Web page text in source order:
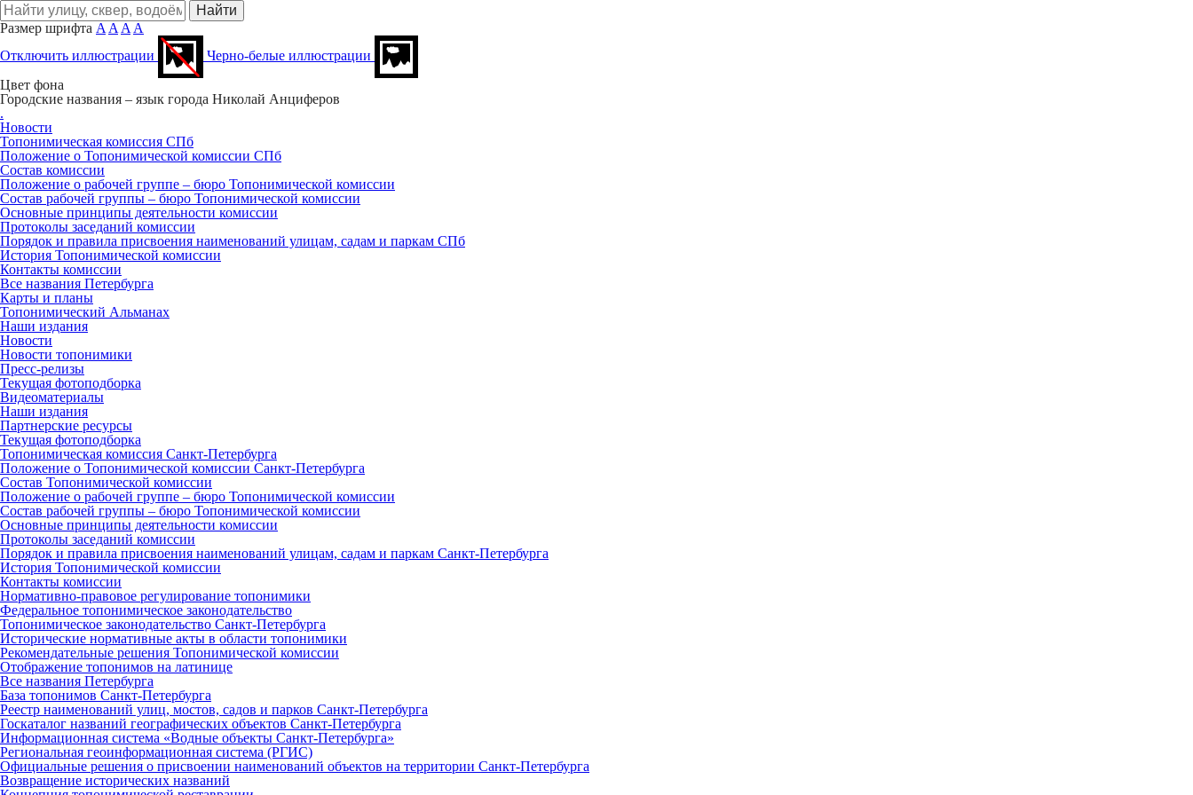
Размер шрифта A A A A
Отключить иллюстрации
Черно-белые иллюстрации
Цвет фона
Городские названия – язык города Николай Анциферов
.
Новости
Топонимическая комиссия СПб
Положение о Топонимической комиссии СПб
Состав комиссии
Положение о рабочей группе – бюро Топонимической комиссии
Состав рабочей группы – бюро Топонимической комиссии
Основные принципы деятельности комиссии
Протоколы заседаний комиссии
Порядок и правила присвоения наименований улицам, садам и паркам СПб
История Топонимической комиссии
Контакты комиссии
Все названия Петербурга
Карты и планы
Топонимический Альманах
Наши издания
Новости
Новости топонимики
Пресс‑релизы
Текущая фотоподборка
Видеоматериалы
Наши издания
Партнерские ресурсы
Текущая фотоподборка
Топонимическая комиссия Санкт‑Петербурга
Положение о Топонимической комиссии Санкт‑Петербурга
Состав Топонимической комиссии
Положение о рабочей группе – бюро Топонимической комиссии
Состав рабочей группы – бюро Топонимической комиссии
Основные принципы деятельности комиссии
Протоколы заседаний комиссии
Порядок и правила присвоения наименований улицам, садам и паркам Санкт‑Петербурга
История Топонимической комиссии
Контакты комиссии
Нормативно‑правовое регулирование топонимики
Федеральное топонимическое законодательство
Топонимическое законодательство Санкт‑Петербурга
Исторические нормативные акты в области топонимики
Рекомендательные решения Топонимической комиссии
Отображение топонимов на латинице
Все названия Петербурга
База топонимов Санкт‑Петербурга
Реестр наименований улиц, мостов, садов и парков Санкт‑Петербурга
Госкаталог названий географических объектов Санкт‑Петербурга
Информационная система «Водные объекты Санкт‑Петербурга»
Региональная геоинформационная система (РГИС)
Официальные решения о присвоении наименований объектов на территории Санкт‑Петербурга
Возвращение исторических названий